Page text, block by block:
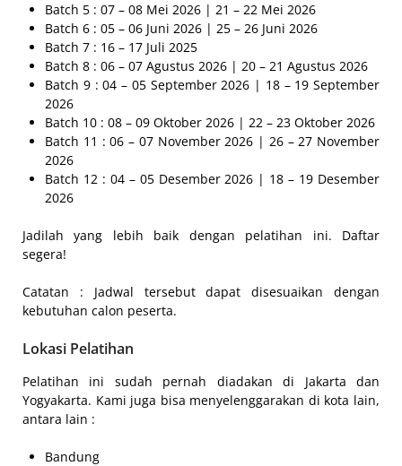
Batch 5 : 07 – 08 Mei 2026 | 21 – 22 Mei 2026
Batch 6 : 05 – 06 Juni 2026 | 25 – 26 Juni 2026
Batch 7 : 16 – 17 Juli 2025
Batch 8 : 06 – 07 Agustus 2026 | 20 – 21 Agustus 2026
Batch 9 : 04 – 05 September 2026 | 18 – 19 September
2026
Batch 10 : 08 – 09 Oktober 2026 | 22 – 23 Oktober 2026
Batch 11 : 06 – 07 November 2026 | 26 – 27 November
2026
Batch 12 : 04 – 05 Desember 2026 | 18 – 19 Desember
2026
Jadilah yang lebih baik dengan pelatihan ini. Daftar
segera!
Catatan : Jadwal tersebut dapat disesuaikan dengan
kebutuhan calon peserta.
Lokasi Pelatihan
Pelatihan ini sudah pernah diadakan di Jakarta dan
Yogyakarta. Kami juga bisa menyelenggarakan di kota lain,
antara lain :
Bandung